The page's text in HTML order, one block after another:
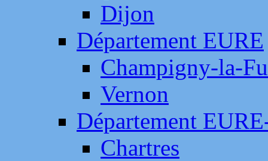
Dijon
Département EURE
Champigny-la-
Vernon
Département
Chartres